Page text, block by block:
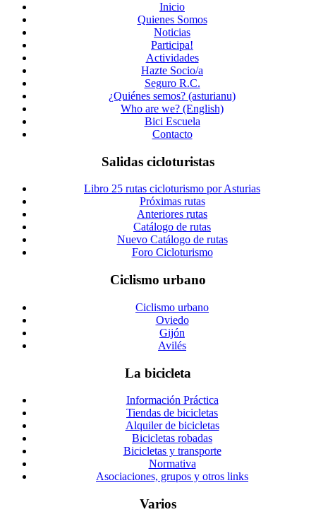
Inicio
Quienes Somos
Noticias
Participa!
Actividades
Hazte Socio/a
Seguro R.C.
¿Quiénes semos? (asturianu)
Who are we? (English)
Bici Escuela
Contacto
Salidas cicloturistas
Libro 25 rutas cicloturismo por Asturias
Próximas rutas
Anteriores rutas
Catálogo de rutas
Nuevo Catálogo de rutas
Foro Cicloturismo
Ciclismo urbano
Ciclismo urbano
Oviedo
Gijón
Avilés
La bicicleta
Información Práctica
Tiendas de bicicletas
Alquiler de bicicletas
Bicicletas robadas
Bicicletas y transporte
Normativa
Asociaciones, grupos y otros links
Varios